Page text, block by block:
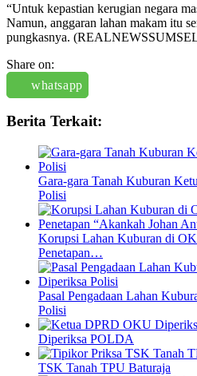
“Untuk kepastian kerugian negara
Namun, anggaran lahan makam itu
pungkasnya.
Share on:
whatsapp
Berita Terkait:
Gara-gara Tanah Kuburan
Polisi
Korupsi Lahan Kuburan di
Penetapan…
Pasal Pengadaan Lahan
Polisi
Diperiksa POLDA
TSK Tanah TPU Baturaja